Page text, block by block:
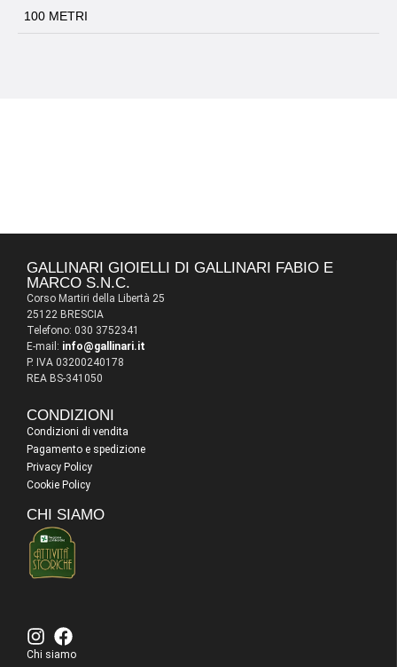
100 METRI
GALLINARI GIOIELLI DI GALLINARI FABIO E
MARCO S.N.C.
Corso Martiri della Libertà 25
25122 BRESCIA
Telefono: 030 3752341
E-mail: info@gallinari.it
P. IVA 03200240178
REA BS-341050
CONDIZIONI
Condizioni di vendita
Pagamento e spedizione
Privacy Policy
Cookie Policy
CHI SIAMO
Chi siamo